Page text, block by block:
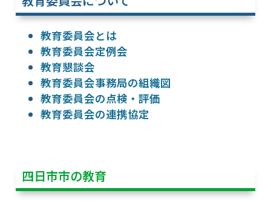
教育委員会とは
教育委員会定例会
教育懇談会
教育委員会事務局の組織図
教育委員会の点検・評価
教育委員会の連携協定
四日市市の教育